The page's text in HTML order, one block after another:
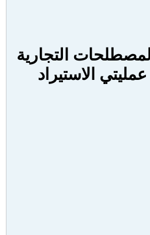
التجارية
الاستيراد